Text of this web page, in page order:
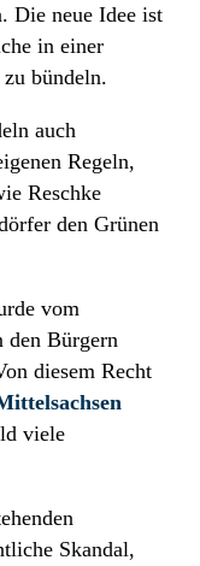
Die neue Idee ist
in einer
zu bündeln.
auch
Regeln,
Reschke
den Grünen
vom
den Bürgern
diesem Recht
viele
Skandal,